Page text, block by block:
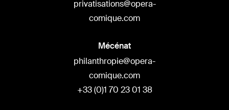
privatisations@opera-
comique.com
Mécénat
philanthropie@opera-
comique.com
+33 (0)1 70 23 01 38